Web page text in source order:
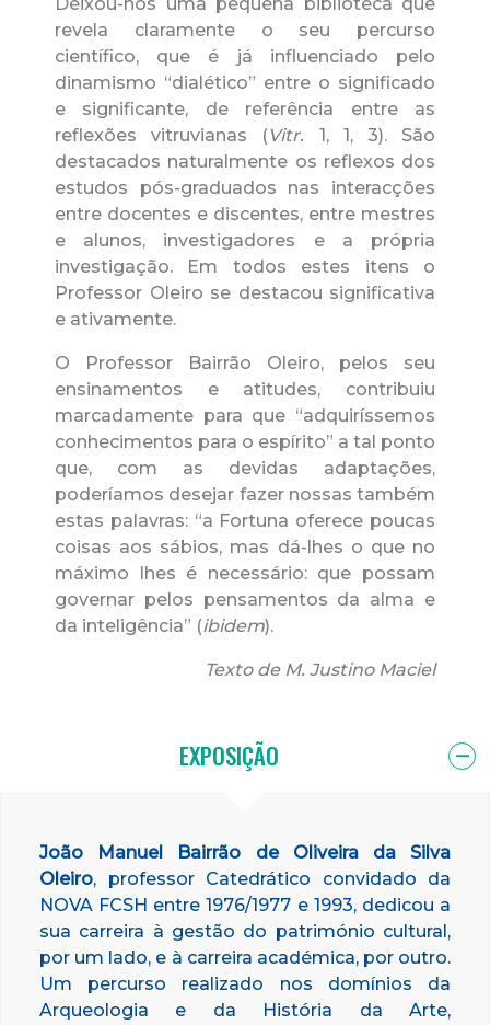
revela claramente o seu percurso
científico, que é já influenciado pelo
dinamismo “dialético” entre o significado
e significante, de referência entre as
reflexões vitruvianas ( Vitr. 1, 1, 3). São
destacados naturalmente os reflexos dos
estudos pós-graduados nas interacções
entre docentes e discentes, entre mestres
e alunos, investigadores e a própria
investigação. Em todos estes itens o
Professor Oleiro se destacou significativa
e ativamente.
O Professor Bairrão Oleiro, pelos seu
ensinamentos e atitudes, contribuiu
marcadamente para que “adquiríssemos
conhecimentos para o espírito” a tal ponto
que, com as devidas adaptações,
poderíamos desejar fazer nossas também
estas palavras: “a Fortuna oferece poucas
coisas aos sábios, mas dá-lhes o que no
máximo lhes é necessário: que possam
governar pelos pensamentos da alma e
da inteligência” (ibidem).
Texto de M. Justino Maciel
EXPOSIÇÃO
João Manuel Bairrão de Oliveira da Silva
Oleiro, professor Catedrático convidado da
NOVA FCSH entre 1976/1977 e 1993, dedicou a
sua carreira à gestão do património cultural,
por um lado, e à carreira académica, por outro.
Um percurso realizado nos domínios da
Arqueologia e da História da Arte,